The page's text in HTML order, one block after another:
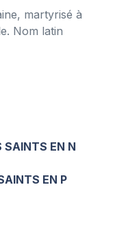
martyrisé à
Nom latin
SAINTS EN N
EN P